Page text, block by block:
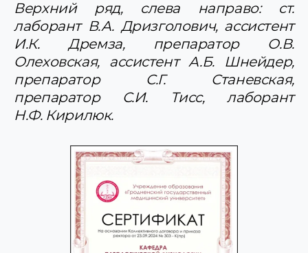
Верхний ряд, слева направо: ст.
лаборант В.А. Дризголович, ассистент
И.К. Дремза, препаратор О.В.
Олеховская, ассистент А.Б. Шнейдер,
препаратор С.Г. Станевская,
препаратор С.И. Тисс, лаборант
Н.Ф. Кирилюк.